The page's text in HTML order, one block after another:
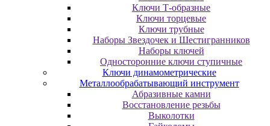
Ключи Т-образные
Ключи торцевые
Ключи трубные
Наборы Звездочек и Шестигранников
Наборы ключей
Односторонние ключи ступичные
Ключи динамометрические
Металлообрабатывающий инструмент
Абразивные камни
Восстановление резьбы
Выколотки